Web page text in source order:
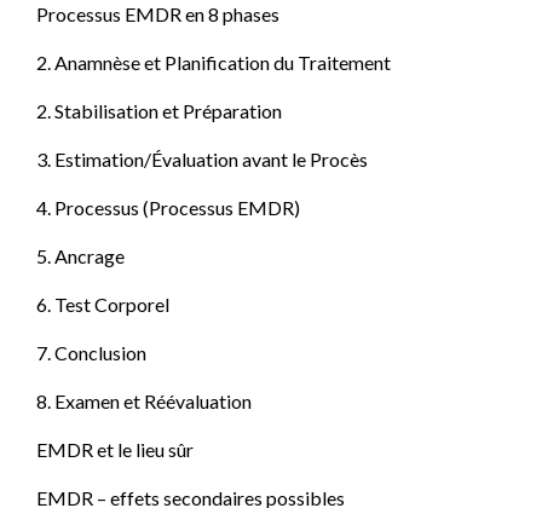
Processus EMDR en 8 phases
2. Anamnèse et Planification du Traitement
2. Stabilisation et Préparation
3. Estimation/Évaluation avant le Procès
4. Processus (Processus EMDR)
5. Ancrage
6. Test Corporel
7. Conclusion
8. Examen et Réévaluation
EMDR et le lieu sûr
EMDR – effets secondaires possibles